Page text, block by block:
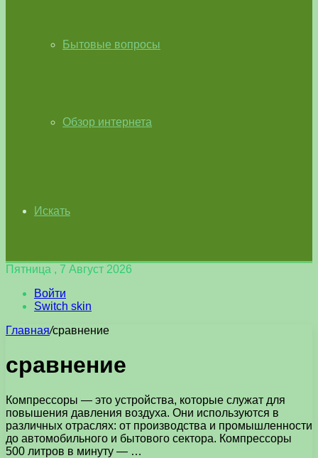
Бытовые вопросы
Обзор интернета
Искать
Пятница , 7 Август 2026
Войти
Switch skin
Главная/сравнение
сравнение
Компрессоры — это устройства, которые служат для
повышения давления воздуха. Они используются в
различных отраслях: от производства и промышленности
до автомобильного и бытового сектора. Компрессоры
500 литров в минуту — …